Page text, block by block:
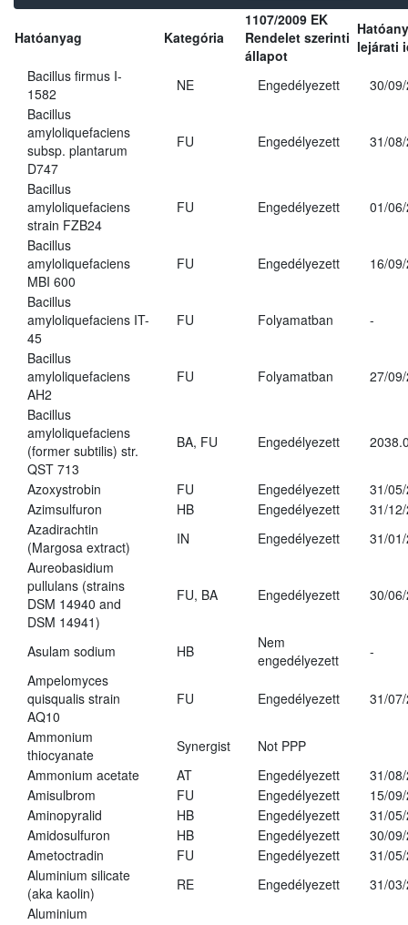
Hatóanyag Kategória
1107/2009 EK
Rendelet szerinti
állapot
lejárati
Bacillus firmus I-
1582
NE Engedélyezett
30/
Bacillus
amyloliquefaciens
subsp. plantarum
D747
FU Engedélyezett 31/
Bacillus
amyloliquefaciens
strain FZB24
FU Engedélyezett 01/
Bacillus
amyloliquefaciens
MBI 600
FU Engedélyezett 16/
Bacillus
amyloliquefaciens IT-
45
FU Folyamatban -
Bacillus
amyloliquefaciens
AH2
FU Folyamatban 27/
Bacillus
amyloliquefaciens
(former subtilis) str.
QST 713
BA, FU Engedélyezett
Azoxystrobin FU Engedélyezett
31/
Azimsulfuron
HB Engedélyezett
31/
Azadirachtin
(Margosa extract)
IN Engedélyezett
31/
Aureobasidium
pullulans (strains
DSM 14940 and
DSM 14941)
FU, BA Engedélyezett 30/
Asulam sodium HB
Nem
engedélyezett
-
Ampelomyces
quisqualis strain
AQ10
FU Engedélyezett 31/
Ammonium
thiocyanate
Synergist
Not PPP
Ammonium acetate
AT Engedélyezett
31/
Amisulbrom
FU Engedélyezett
15/
Aminopyralid
HB Engedélyezett
31/
Amidosulfuron
HB Engedélyezett
30/
Ametoctradin
FU Engedélyezett
31/
Aluminium silicate
(aka kaolin)
RE Engedélyezett
31/
Aluminium